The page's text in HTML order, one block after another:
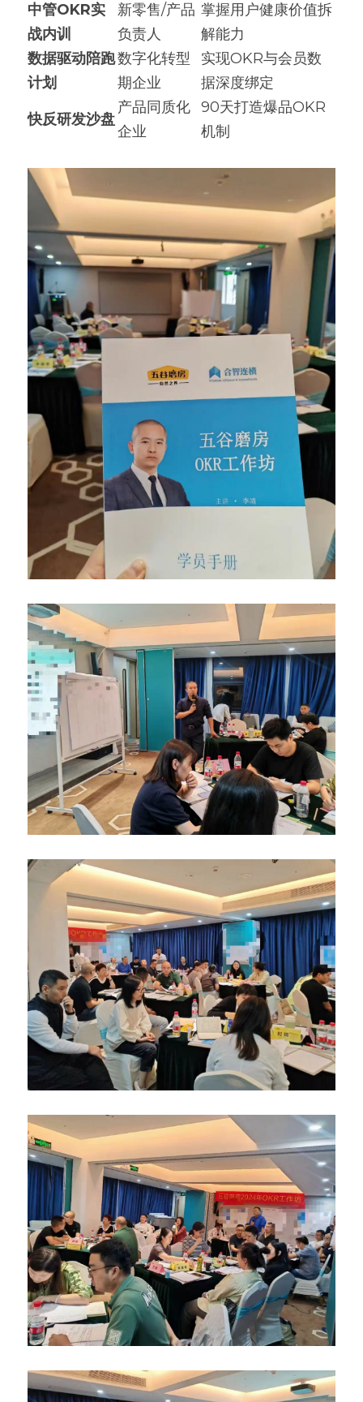
中管OKR实
战内训
新零售/产品
负责人
掌握用户健康价值拆
解能力
数据驱动陪跑
计划
数字化转型
期企业
实现OKR与会员数
据深度绑定
快反研发沙盘
产品同质化
企业
90天打造爆品OKR
机制